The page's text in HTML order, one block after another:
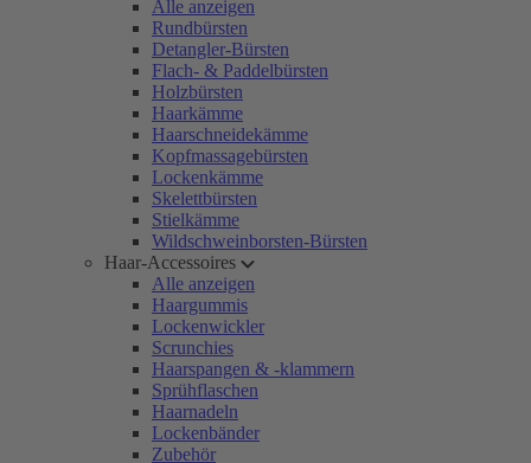
Alle anzeigen
Rundbürsten
Detangler-Bürsten
Flach- & Paddelbürsten
Holzbürsten
Haarkämme
Haarschneidekämme
Kopfmassagebürsten
Lockenkämme
Skelettbürsten
Stielkämme
Wildschweinborsten-Bürsten
Haar-Accessoires
Alle anzeigen
Haargummis
Lockenwickler
Scrunchies
Haarspangen & -klammern
Sprühflaschen
Haarnadeln
Lockenbänder
Zubehör